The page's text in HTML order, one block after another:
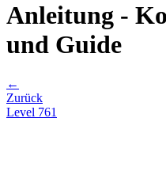
Anleitung -
und Guide
←
Zurück
Level 761